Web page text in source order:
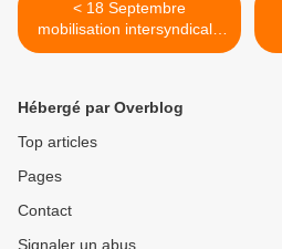
< 18 Septembre
mobilisation intersyndicale
pour la justice sociale, la
l'abrogation de la reforme
des retraite,....
Hébergé par Overblog
Top articles
Pages
Contact
Signaler un abus